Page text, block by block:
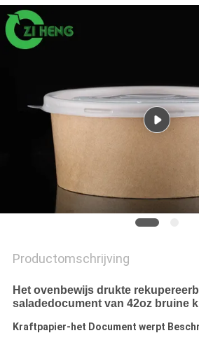
Productomschrijving
Het ovenbewijs drukte
saladedocument van 42oz bruine
Kraftpapier-het Document werpt